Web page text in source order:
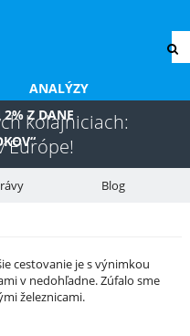
ANALÝZY
Z DANE
koľajniciach:
Európe!
Blog
cestovanie je s výnimkou
v nedohľadne. Zúfalo sme
železnicami.